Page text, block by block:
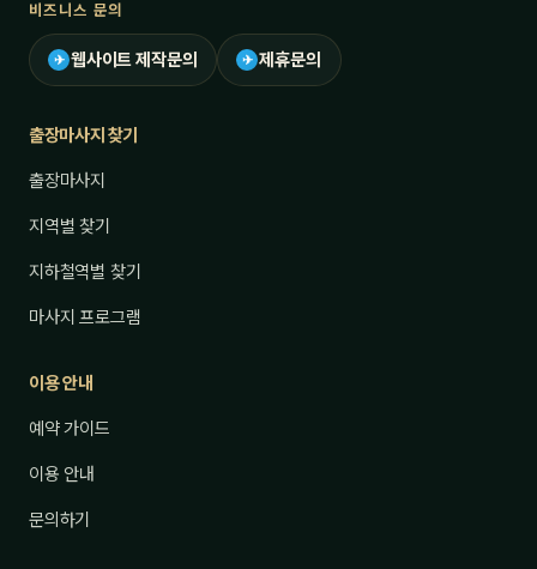
비즈니스 문의
✈ 웹사이트 제작문의 ✈ 제휴문의
출장마사지 찾기
출장마사지
지역별 찾기
지하철역별 찾기
마사지 프로그램
이용 안내
예약 가이드
이용 안내
문의하기